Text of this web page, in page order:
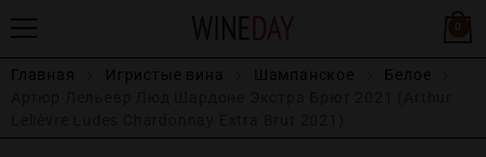
Главная Игристые вина Шампанское
Белое